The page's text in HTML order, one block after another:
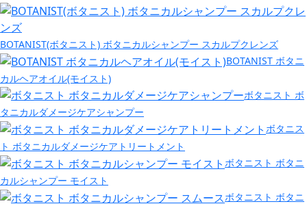
BOTANIST(ボタニスト) ボタニカルシャンプー スカルプクレンズ
BOTANIST ボタニ
カルヘアオイル(モイスト)
ボタニスト ボ
タニカルダメージケアシャンプー
ボタニス
ト ボタニカルダメージケアトリートメント
ボタニスト ボタニ
カルシャンプー モイスト
ボタニスト ボタニ